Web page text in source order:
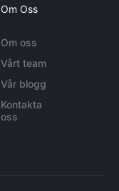
Om Oss
Om oss
Vårt team
Vår blogg
Kontakta
oss